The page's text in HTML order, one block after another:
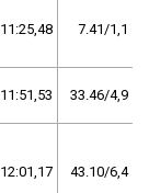
11:25,48 7.41/1,1
11:51,53 33.46/4,9
12:01,17 43.10/6,4